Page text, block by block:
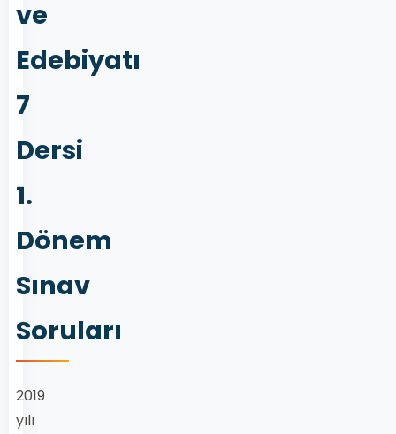
ve
Edebiyatı
7
Dersi
1.
Dönem
Sınav
Soruları
2019
yılı